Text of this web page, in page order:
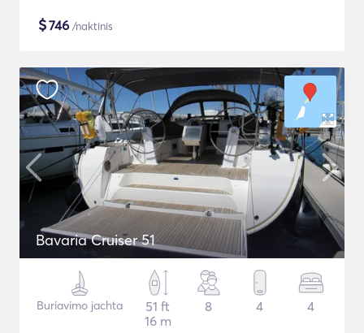
$746 /naktinis
Bavaria Cruiser 51
Buriavimo jachta
51 ft
16 m
8 4 4